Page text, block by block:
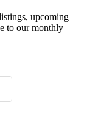
upcoming
to our monthly